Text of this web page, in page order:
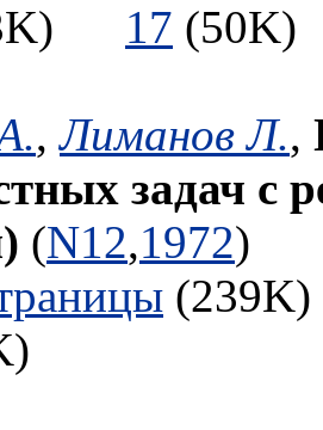
17
,Лиманов Л.,
задач
(N12,1972)